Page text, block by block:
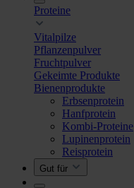
Proteine
Vitalpilze
Pflanzenpulver
Fruchtpulver
Gekeimte Produkte
Bienenprodukte
Erbsenprotein
Hanfprotein
Kombi-Proteine
Lupinenprotein
Reisprotein
Gut für